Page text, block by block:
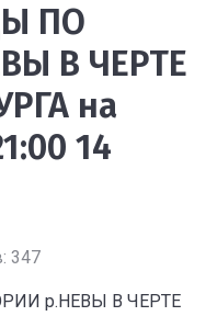
ПО
В ЧЕРТЕ
на
14
347
р.НЕВЫ В ЧЕРТЕ